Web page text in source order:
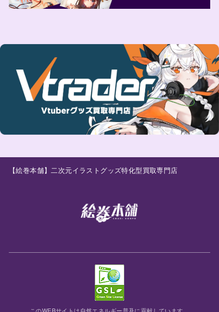
【絵巻本舗】二次元イラストグッズ特化型買取専門店